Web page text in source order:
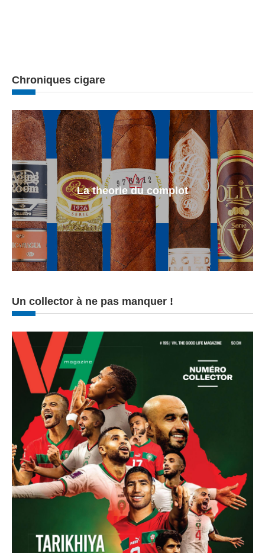
Chroniques cigare
La theorie du complot
Un collector à ne pas manquer !